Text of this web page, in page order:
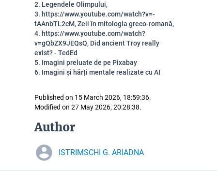
2. Legendele Olimpului,
3. https://www.youtube.com/watch?v=-
tAAnbTL2cM, Zeii în mitologia greco-romană,
4. https://www.youtube.com/watch?
v=gQbZX9JEQsQ, Did ancient Troy really
exist? - TedEd
5. Imagini preluate de pe Pixabay
6. Imagini și hărți mentale realizate cu AI
Published on 15 March 2026, 18:59:36.
Modified on 27 May 2026, 20:28:38.
Author
ISTRIMSCHI G. ARIADNA